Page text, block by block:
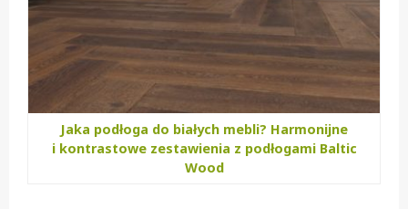
Jaka podłoga do białych mebli? Harmonijne
i kontrastowe zestawienia z podłogami Baltic
Wood